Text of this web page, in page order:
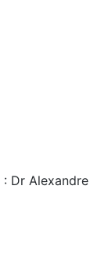
: Dr Alexandre